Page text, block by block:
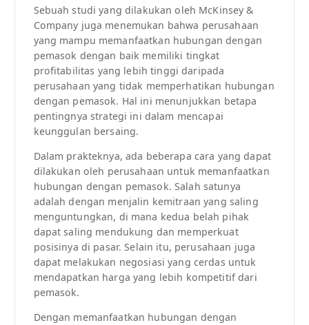
Sebuah studi yang dilakukan oleh McKinsey &
Company juga menemukan bahwa perusahaan
yang mampu memanfaatkan hubungan dengan
pemasok dengan baik memiliki tingkat
profitabilitas yang lebih tinggi daripada
perusahaan yang tidak memperhatikan hubungan
dengan pemasok. Hal ini menunjukkan betapa
pentingnya strategi ini dalam mencapai
keunggulan bersaing.
Dalam prakteknya, ada beberapa cara yang dapat
dilakukan oleh perusahaan untuk memanfaatkan
hubungan dengan pemasok. Salah satunya
adalah dengan menjalin kemitraan yang saling
menguntungkan, di mana kedua belah pihak
dapat saling mendukung dan memperkuat
posisinya di pasar. Selain itu, perusahaan juga
dapat melakukan negosiasi yang cerdas untuk
mendapatkan harga yang lebih kompetitif dari
pemasok.
Dengan memanfaatkan hubungan dengan